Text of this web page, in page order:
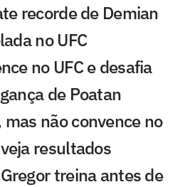
recorde de Demian
no UFC
no UFC e desafia
de Poatan
não convence no
resultados
treina antes de